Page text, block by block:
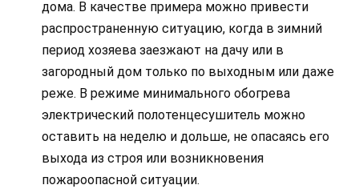
дома. В качестве примера можно привести
распространенную ситуацию, когда в зимний
период хозяева заезжают на дачу или в
загородный дом только по выходным или даже
реже. В режиме минимального обогрева
электрический полотенцесушитель можно
оставить на неделю и дольше, не опасаясь его
выхода из строя или возникновения
пожароопасной ситуации.